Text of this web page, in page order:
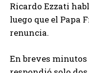
Ricardo Ezzati
luego que el Papa
renuncia.
En breves